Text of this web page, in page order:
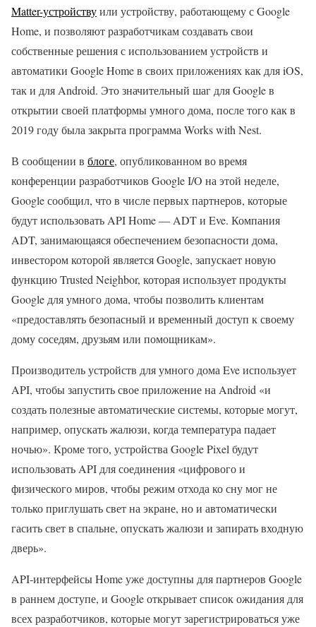
Matter-устройствуили устройству, работающему с Google
Home, и позволяют разработчикам создавать свои
собственные решения с использованием устройств и
автоматики Google Home в своих приложениях как для iOS,
так и для Android. Это значительный шаг для Google в
открытии своей платформы умного дома, после того как в
2019 году была закрыта программа Works with Nest.
В сообщении в блоге, опубликованном во время
конференции разработчиков Google I/O на этой неделе,
Google сообщил, что в числе первых партнеров, которые
будут использовать API Home — ADT и Eve. Компания
ADT, занимающаяся обеспечением безопасности дома,
инвестором которой является Google, запускает новую
функцию Trusted Neighbor, которая использует продукты
Google для умного дома, чтобы позволить клиентам
«предоставлять безопасный и временный доступ к своему
дому соседям, друзьям или помощникам».
Производитель устройств для умного дома Eve использует
API, чтобы запустить свое приложение на Android «и
создать полезные автоматические системы, которые могут,
например, опускать жалюзи, когда температура падает
ночью». Кроме того, устройства Google Pixel будут
использовать API для соединения «цифрового и
физического миров, чтобы режим отхода ко сну мог не
только приглушать свет на экране, но и автоматически
гасить свет в спальне, опускать жалюзи и запирать входную
дверь».
API-интерфейсы Home уже доступны для партнеров Google
в раннем доступе, и Google открывает список ожидания для
всех разработчиков, которые могут зарегистрироваться уже